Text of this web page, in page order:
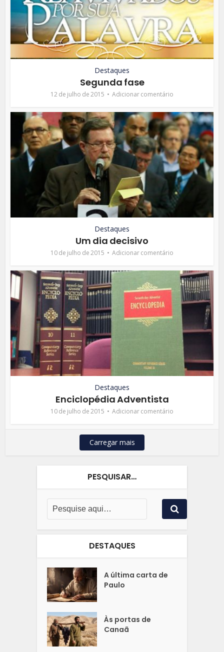
Destaques
Segunda fase
12 de julho de 2015 Adicionar comentário
Destaques
Um dia decisivo
10 de julho de 2015 Adicionar comentário
Destaques
Enciclopédia Adventista
10 de julho de 2015 Adicionar comentário
Carregar mais
PESQUISAR…
DESTAQUES
A última carta de
Paulo
Às portas de
Canaã